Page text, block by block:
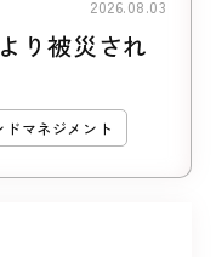
2026.08.03
り被災され
ドマネジメント